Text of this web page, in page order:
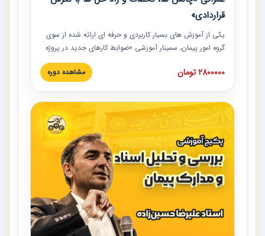
قراردادی»
یکی از آموزش‏‏‏‏‏‏ های بسیار کاربردی و حرفه‏ ای ارائه شده از سوی
گروه امور پیمان، سمینار آموزشی «ضوابط کارهای جدید در پروژه
های عمرانی» چالش ها، تخلفات و راه حل ها با نگرش قراردادی
است که در محل سندیکای شرکت های ساختمانی کشور ارائه شد.
مدارک پیمان به همراه تجربیات عملی ارائه شده است.
2800000 تومان مشاهده دوره